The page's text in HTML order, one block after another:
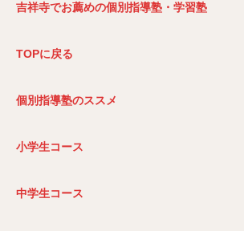
吉祥寺でお薦めの個別指導塾・学習塾
TOPに戻る
個別指導塾のススメ
小学生コース
中学生コース